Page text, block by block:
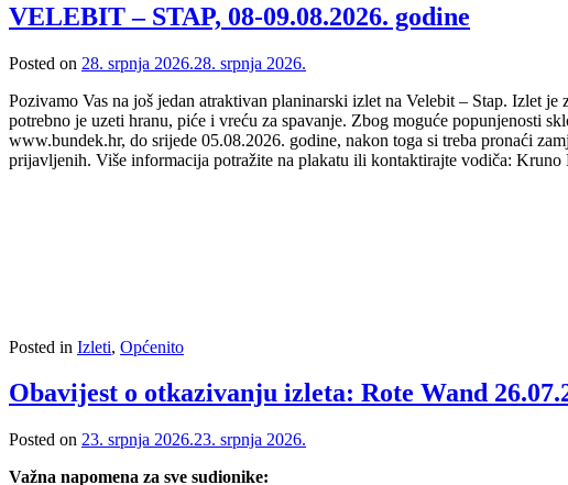
VELEBIT – STAP, 08-09.08.2026. godine
Posted on 28. srpnja 2026.28. srpnja 2026.
Pozivamo Vas na još jedan atraktivan planinarski izlet na Velebit – Stap. Izlet
potrebno je uzeti hranu, piće i vreću za spavanje. Zbog moguće popunjenosti
www.bundek.hr, do srijede 05.08.2026. godine, nakon toga si treba pronaći
prijavljenih. Više informacija potražite na plakatu ili kontaktirajte vodiča: Kruno
Posted in Izleti, Općenito
Obavijest o otkazivanju izleta: Rote Wand
Posted on 23. srpnja 2026.23. srpnja 2026.
Važna napomena za sve sudionike: